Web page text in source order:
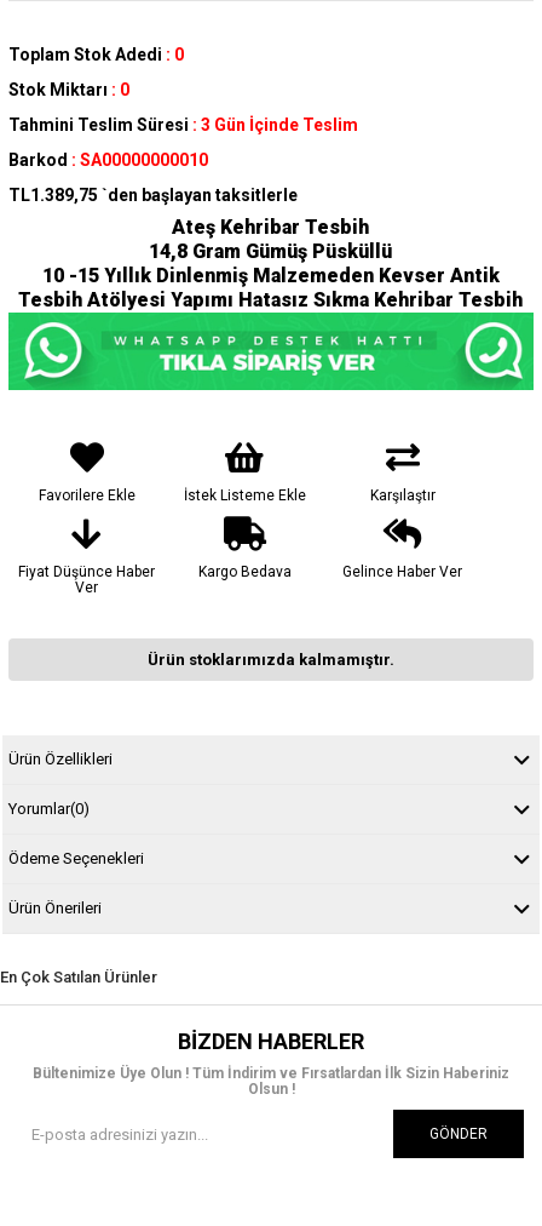
Toplam Stok Adedi : 0
Stok Miktarı : 0
Tahmini Teslim Süresi : 3 Gün İçinde Teslim
Barkod : SA00000000010
TL1.389,75 `den başlayan taksitlerle
Ateş Kehribar Tesbih
14,8 Gram Gümüş Püsküllü
10 -15 Yıllık Dinlenmiş Malzemeden Kevser Antik
Tesbih Atölyesi Yapımı Hatasız Sıkma Kehribar Tesbih
Favorilere Ekle İstek Listeme Ekle Karşılaştır
Fiyat Düşünce Haber
Ver
Kargo Bedava Gelince Haber Ver
Ürün stoklarımızda kalmamıştır.
Ürün Özellikleri
Yorumlar(0)
Ödeme Seçenekleri
Ürün Önerileri
En Çok Satılan Ürünler
BIZDEN HABERLER
Bültenimize Üye Olun ! Tüm İndirim ve Fırsatlardan İlk Sizin Haberiniz
Olsun !
GÖNDER